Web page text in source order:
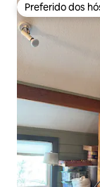
Preferido dos
Preferido dos